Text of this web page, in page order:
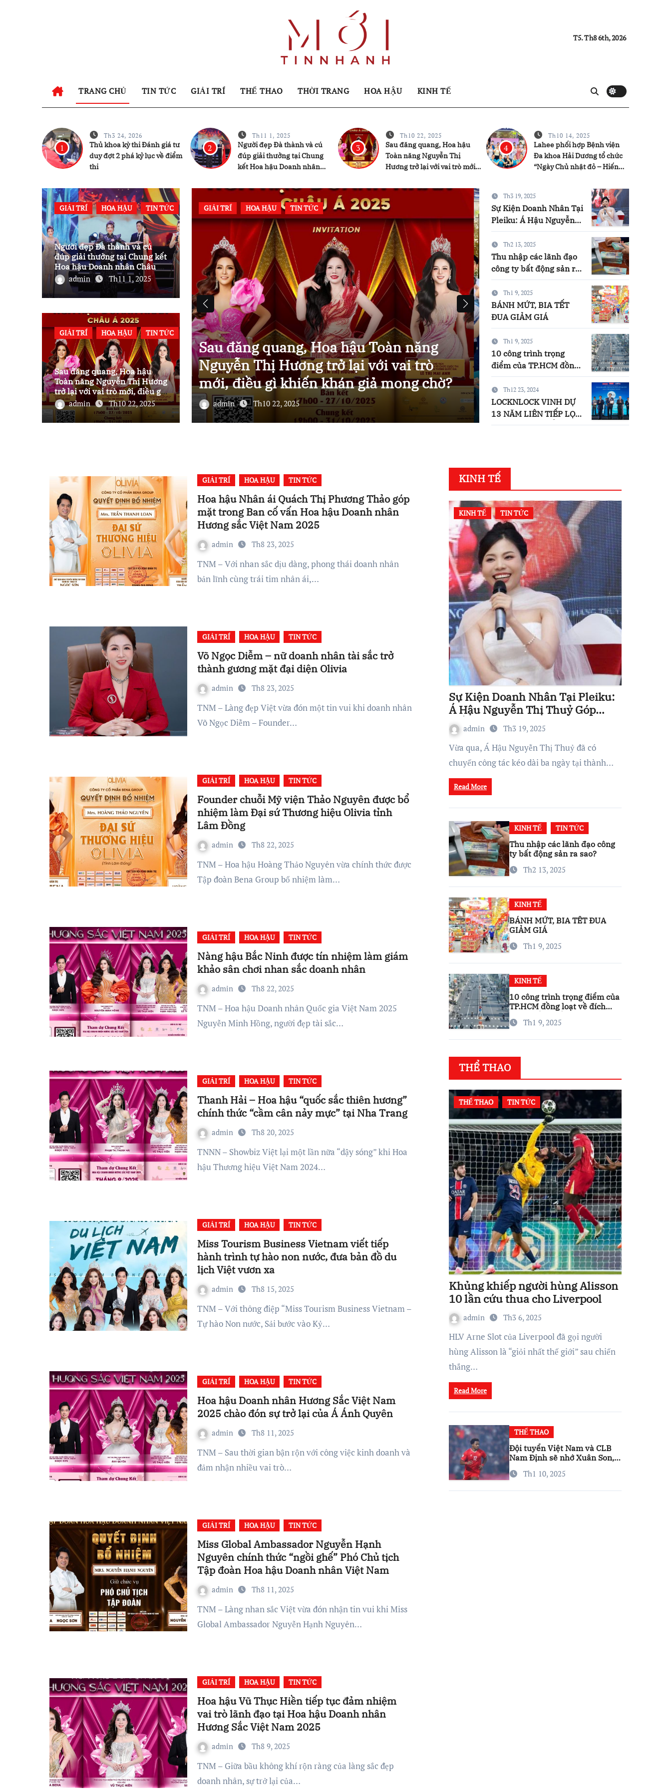
T5. Th8 6th, 2026
TRANG CHỦ TIN TỨC GIẢI TRÍ THỂ THAO THỜI TRANG HOA HẬU KINH TẾ
1
Th3 24, 2026
Thủ khoa kỳ thi Đánh giá tư
duy đợt 2 phá kỷ lục về điểm
thi
2
Th11 1, 2025
Người đẹp Đà thành và cú
đúp giải thưởng tại Chung
kết Hoa hậu Doanh nhân
3
Th10 22, 2025
Sau đăng quang, Hoa hậu
Toàn năng Nguyễn Thị
Hương trở lại với vai trò mới,
chờ?
4
Th10 14, 2025
Lahee phối hợp Bệnh viện
Đa khoa Hải Dương tổ chức
“Ngày Chủ nhật đỏ – Hiến
GIẢI TRÍ HOA HẬU TIN TỨC
Người đẹp Đà thành và cú
đúp giải thưởng tại Chung kết
Hoa hậu Doanh nhân Châu Á
2025admin Th11 1, 2025
GIẢI TRÍ HOA HẬU TIN TỨC
Sau đăng quang, Hoa hậu
Toàn năng Nguyễn Thị Hương
trở lại với vai trò mới, điều gì
khiến khán giả mong chờ?
admin Th10 22, 2025
Hoa hậu Toàn năng
trở lại với vai trò
khán giả mong chờ?
HOA HẬU THIỆN NGUYỆN TIN TỨC
Lahee phối hợp Bệnh viện Đa khoa Hải
Dương tổ chức “Ngày Chủ nhật đỏ –
Hiến máu nhân đạo” đầy ý nghĩa
admin Th10 14, 2025
GIẢI TRÍ HOA HẬU
Nhan sắc mặn mà ở tuổi
Hoa hậu Toàn năng Hoa
nhân Hương sắc Việt Nam
admin Th9 10, 2025
Th3 19, 2025
Sự Kiện Doanh Nhân Tại
Pleiku: Á Hậu Nguyễn
Thị Thuỷ Góp Phần Xây
Dựng Hệ Sinh Thái Kinh
Doanh Vững Mạnh
Th2 13, 2025
Thu nhập các lãnh đạo
công ty bất động sản ra
sao?
Th1 9, 2025
BÁNH MỨT, BIA TẾT
ĐUA GIẢM GIÁ
Th1 9, 2025
10 công trình trọng
điểm của TP.HCM đồng
loạt về đích trước thềm
Tết Nguyên đán
Th12 23, 2024
LOCKNLOCK VINH DỰ
13 NĂM LIÊN TIẾP LỌT
TOP 50 SẢN PHẨM –
GIẢI TRÍ HOA HẬU TIN TỨC
Hoa hậu Nhân ái Quách Thị Phương Thảo góp
mặt trong Ban cố vấn Hoa hậu Doanh nhân
Hương sắc Việt Nam 2025
admin Th8 23, 2025
TNM – Với nhan sắc dịu dàng, phong thái doanh nhân
bản lĩnh cùng trái tim nhân ái,…
GIẢI TRÍ HOA HẬU TIN TỨC
Võ Ngọc Diễm – nữ doanh nhân tài sắc trở
thành gương mặt đại diện Olivia
admin Th8 23, 2025
TNM – Làng đẹp Việt vừa đón một tin vui khi doanh nhân
Võ Ngọc Diễm – Founder…
GIẢI TRÍ HOA HẬU TIN TỨC
Founder chuỗi Mỹ viện Thảo Nguyên được bổ
nhiệm làm Đại sứ Thương hiệu Olivia tỉnh
Lâm Đồng
admin Th8 22, 2025
TNM – Hoa hậu Hoàng Thảo Nguyên vừa chính thức được
Tập đoàn Bena Group bổ nhiệm làm…
GIẢI TRÍ HOA HẬU TIN TỨC
Nàng hậu Bắc Ninh được tín nhiệm làm giám
khảo sân chơi nhan sắc doanh nhân
admin Th8 22, 2025
TNM – Hoa hậu Doanh nhân Quốc gia Việt Nam 2025
Nguyễn Minh Hồng, người đẹp tài sắc…
GIẢI TRÍ HOA HẬU TIN TỨC
Thanh Hải – Hoa hậu “quốc sắc thiên hương”
chính thức “cầm cân nảy mực” tại Nha Trang
admin Th8 20, 2025
TNNN – Showbiz Việt lại một lần nữa “dậy sóng” khi Hoa
hậu Thương hiệu Việt Nam 2024…
GIẢI TRÍ HOA HẬU TIN TỨC
Miss Tourism Business Vietnam viết tiếp
hành trình tự hào non nước, đưa bản đồ du
lịch Việt vươn xa
admin Th8 15, 2025
TNM – Với thông điệp “Miss Tourism Business Vietnam –
Tự hào Non nước, Sải bước vào Kỷ…
GIẢI TRÍ HOA HẬU TIN TỨC
Hoa hậu Doanh nhân Hương Sắc Việt Nam
2025 chào đón sự trở lại của Á Ánh Quyên
admin Th8 11, 2025
TNM – Sau thời gian bận rộn với công việc kinh doanh và
đảm nhận nhiều vai trò…
GIẢI TRÍ HOA HẬU TIN TỨC
Miss Global Ambassador Nguyễn Hạnh
Nguyên chính thức “ngồi ghế” Phó Chủ tịch
Tập đoàn Hoa hậu Doanh nhân Việt Nam
admin Th8 11, 2025
TNM – Làng nhan sắc Việt vừa đón nhận tin vui khi Miss
Global Ambassador Nguyễn Hạnh Nguyên…
GIẢI TRÍ HOA HẬU TIN TỨC
Hoa hậu Vũ Thục Hiền tiếp tục đảm nhiệm
vai trò lãnh đạo tại Hoa hậu Doanh nhân
Hương Sắc Việt Nam 2025
admin Th8 9, 2025
TNM – Giữa bầu không khí rộn ràng của làng sắc đẹp
doanh nhân, sự trở lại của…
KINH TẾ
KINH TẾ TIN TỨC
Sự Kiện Doanh Nhân Tại Pleiku:
Á Hậu Nguyễn Thị Thuỷ Góp
Phần Xây Dựng Hệ Sinh Thái
Kinh Doanh Vững Mạnh
admin Th3 19, 2025
Vừa qua, Á Hậu Nguyễn Thị Thuỷ đã có
chuyến công tác kéo dài ba ngày tại thành…
Read More
KINH TẾ TIN TỨC
Thu nhập các lãnh đạo công
ty bất động sản ra sao?
Th2 13, 2025
KINH TẾ
BÁNH MỨT, BIA TẾT ĐUA
GIẢM GIÁ
Th1 9, 2025
KINH TẾ
10 công trình trọng điểm của
TP.HCM đồng loạt về đích
Th1 9, 2025
THỂ THAO
THỂ THAO TIN TỨC
Khủng khiếp người hùng Alisson
10 lần cứu thua cho Liverpool
admin Th3 6, 2025
HLV Arne Slot của Liverpool đã gọi người
hùng Alisson là “giỏi nhất thế giới” sau chiến
thắng…
Read More
THỂ THAO
Đội tuyển Việt Nam và CLB
Nam Định sẽ nhớ Xuân Son,
Th1 10, 2025